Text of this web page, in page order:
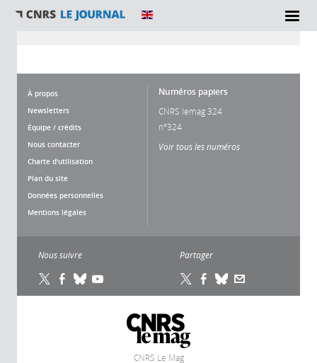
À propos
Newsletters
Équipe / crédits
Nous contacter
Charte d'utilisation
Plan du site
Données personnelles
Mentions légales
Numéros papiers
CNRS lemag 324
n°324
Voir tous les numéros
Nous suivre Partager
CNRS Le Mag